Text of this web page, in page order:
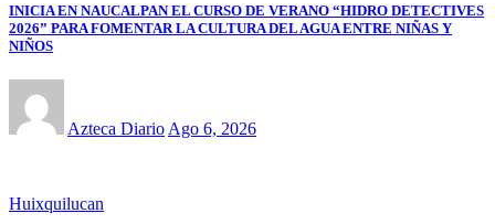
INICIA EN NAUCALPAN EL CURSO DE VERANO “HIDRO DETECTIVES
2026” PARA FOMENTAR LA CULTURA DEL AGUA ENTRE NIÑAS Y
NIÑOS
Azteca Diario Ago 6, 2026
Huixquilucan